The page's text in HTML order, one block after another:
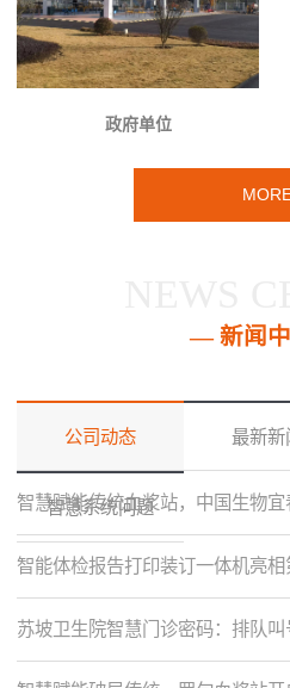
政府单位
— 新闻
公司动态 最新新
智慧系统问题
智慧赋能传统血浆站，中国生物
智能体检报告打印装订一体机亮
苏坡卫生院智慧门诊密码：排队